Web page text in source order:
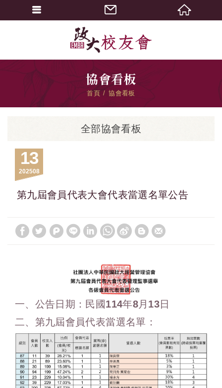
協會看板
首頁 協會看板
全部協會看板
13
08
2025
第九屆會員代表大會代表當選名單公告
一、公告日期：民國114年8月13日
二、第九屆會員代表當選名單：